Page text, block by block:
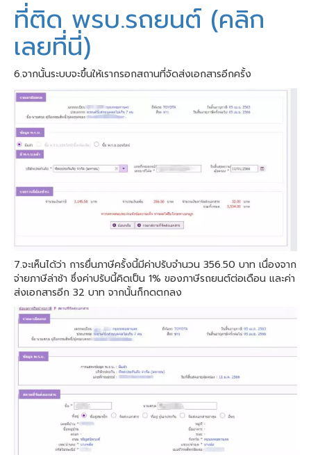
ที่ติด พรบ.รถยนต์ (คลิก
เลยที่นี่)
6.จากนั้นระบบจะขึ้นให้เรากรอกสถานที่จัดส่งเอกสารอีกครั้ง
7.จะเห็นได้ว่า การยื่นภาษีครั้งนี้มีค่าปรับจำนวน 356.50 บาท เนื่องจาก
จ่ายภาษีล่าช้า ซึ่งค่าปรับนี้คิดเป็น 1% ของภาษีรถยนต์ต่อเดือน และค่า
ส่งเอกสารอีก 32 บาท จากนั้นก็กดตกลง